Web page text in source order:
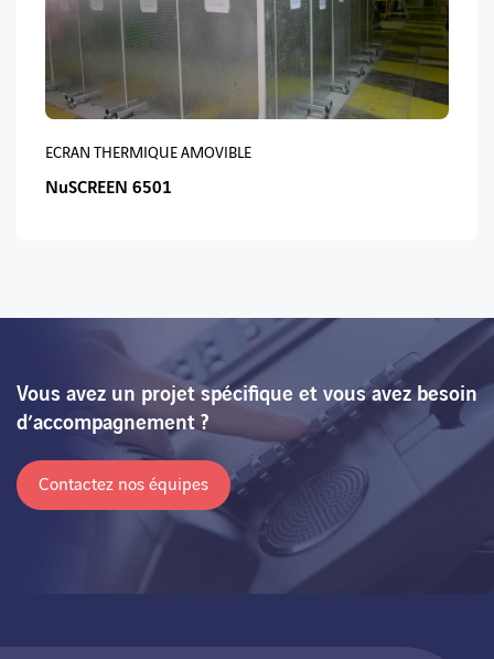
ECRAN THERMIQUE AMOVIBLE
NuSCREEN 6501
Vous avez un projet spécifique et vous avez besoin
d’accompagnement ?
Contactez nos équipes